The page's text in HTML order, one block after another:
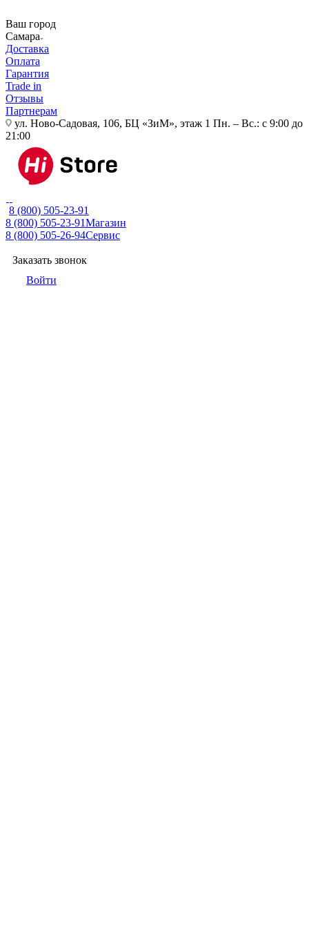
Ваш город
Самара
Доставка
Оплата
Гарантия
Trade in
Отзывы
Партнерам
ул. Ново-Садовая, 106, БЦ «ЗиМ», этаж 1 Пн. – Вс.: с 9:00 до
21:00
8 (800) 505-23-91
8 (800) 505-23-91Магазин
8 (800) 505-26-94Сервис
Заказать звонок
Войти